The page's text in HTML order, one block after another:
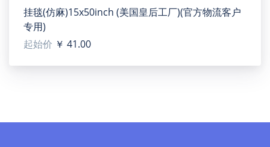
acrylic board, we suggest you use our auto batch
site to place orders.
【Designer tip】To ensure the highest quality print,
please note that this product's recommended
upload image size in pixels (W x H): 600 x 900 px or
挂毯(仿麻)15x50inch (美国皇后工厂)(官方物流客户
专用)
起始价 ￥ 41.00